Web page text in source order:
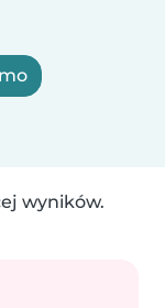
wyników.